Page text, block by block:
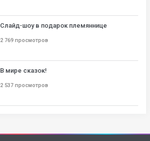
Слайд-шоу в подарок племяннице
2 769 просмотров
В мире сказок!
2 537 просмотров